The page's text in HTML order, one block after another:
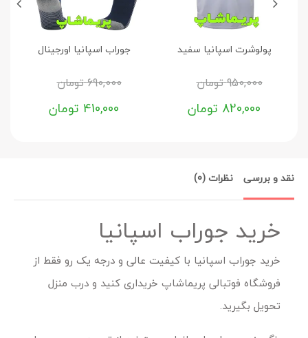
پولوشرت اسپانیا سفید
950,000تومان
820,000 تومان
جوراب اسپانیا اورجینال
690,000تومان
410,000 تومان
نقد و بررسی نظرات (0)
خرید جوراب اسپانیا
خرید جوراب اسپانیا با کیفیت عالی و درجه یک رو فقط از
فروشگاه فوتبالی پریماشاپ خریداری کنید و درب منزل
تحویل بگیرید.